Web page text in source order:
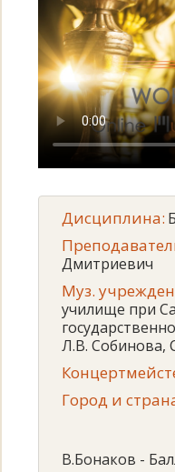
Дисциплина:
Дмитриевич
Муз.
училище при
Л.В. Собинова,
Город и
В.Бонаков -